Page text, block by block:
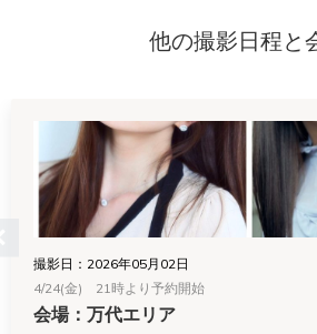
他の撮影日程と
撮影日：2026年05月02日
4/24(金) 21時より予約開始
会場：万代エリア